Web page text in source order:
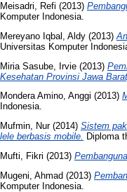
Meisadri, Refi (2013)
Komputer Indonesia.
Mereyano Iqbal, Aldy (2013)
Universitas Komputer
Miria Sasube, Irvie (2013)
Kesehatan Provinsi Jawa
Mondera Amino, Anggi (2013)
Indonesia.
Mufmin, Nur(2014) Sistem
lele berbasis mobile. Diploma
Mufti, Fikri (2013)
Mugeni, Ahmad (2013)
Komputer Indonesia.